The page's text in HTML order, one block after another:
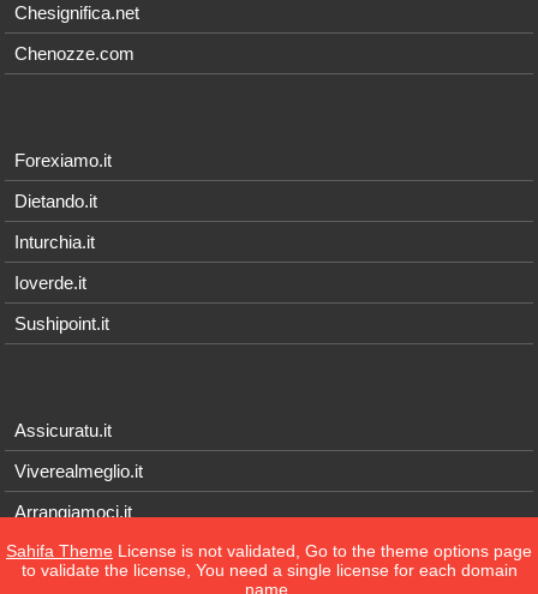
Chesignifica.net
Chenozze.com
Forexiamo.it
Dietando.it
Inturchia.it
Ioverde.it
Sushipoint.it
Assicuratu.it
Viverealmeglio.it
Arrangiamoci.it
Tecnichef.it
Sahifa Theme License is not validated, Go to the theme options page
to validate the license, You need a single license for each domain
name.